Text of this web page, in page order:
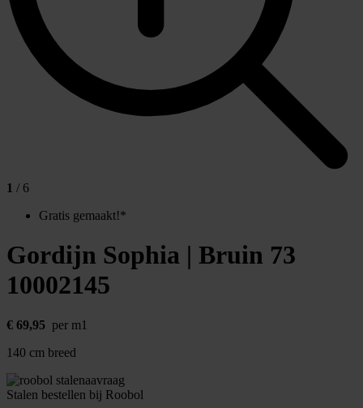
1 / 6
Gratis gemaakt!*
Gordijn Sophia | Bruin 73
10002145
€ 69,95 per m1
140 cm breed
Stalen bestellen bij Roobol